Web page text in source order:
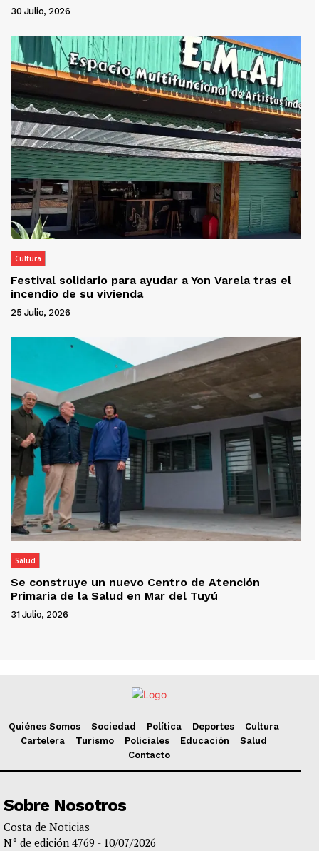
30 Julio, 2026
Cultura
Festival solidario para ayudar a Yon Varela tras el
incendio de su vivienda
25 Julio, 2026
Salud
Se construye un nuevo Centro de Atención
Primaria de la Salud en Mar del Tuyú
31 Julio, 2026
Quiénes Somos Sociedad Política Deportes
Cultura
Cartelera
Turismo Policiales Educación
Salud
Contacto
Sobre Nosotros
Costa de Noticias
N° de edición 4769 - 10/07/2026